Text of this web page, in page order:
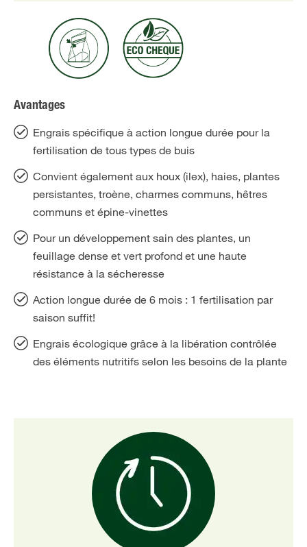
Avantages
Engrais spécifique à action longue durée pour la
fertilisation de tous types de buis
Convient également aux houx (ilex), haies, plantes
persistantes, troène, charmes communs, hêtres
communs et épine-vinettes
Pour un développement sain des plantes, un
feuillage dense et vert profond et une haute
résistance à la sécheresse
Action longue durée de 6 mois : 1 fertilisation par
saison suffit!
Engrais écologique grâce à la libération contrôlée
des éléments nutritifs selon les besoins de la plante